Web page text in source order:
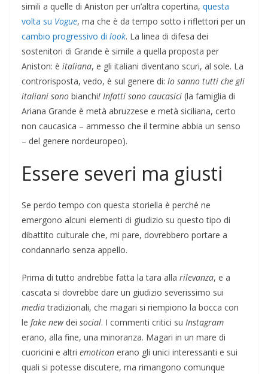
simili a quelle di Aniston per un’altra copertina, questa
volta su Vogue, ma che è da tempo sotto i riflettori per un
cambio progressivo di look. La linea di difesa dei
sostenitori di Grande è simile a quella proposta per
Aniston: è italiana, e gli italiani diventano scuri, al sole. La
controrisposta, vedo, è sul genere di: lo sanno tutti che gli
italiani sono bianchi! Infatti sono caucasici (la famiglia di
Ariana Grande è metà abruzzese e metà siciliana, certo
non caucasica – ammesso che il termine abbia un senso
– del genere nordeuropeo).
Essere severi ma giusti
Se perdo tempo con questa storiella è perché ne
emergono alcuni elementi di giudizio su questo tipo di
dibattito culturale che, mi pare, dovrebbero portare a
condannarlo senza appello.
Prima di tutto andrebbe fatta la tara alla rilevanza, e a
cascata si dovrebbe dare un giudizio severissimo sui
mediatradizionali, che magari si riempiono la bocca con
le fake newdei social. I commenti critici su Instagram
erano, alla fine, una minoranza. Magari in un mare di
cuoricini e altri emoticon erano gli unici interessanti e sui
quali si potesse discutere, ma rimangono comunque